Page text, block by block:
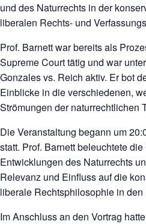
und des Naturrechts in der
liberalen Rechts- und
Prof. Barnett war bereits als
Supreme Court tätig und war
Gonzales vs. Reich aktiv. Er bot
Einblicke in die verschiedenen,
Strömungen der naturrechtlichen
Die Veranstaltung begann um
statt. Prof. Barnett beleuchtete
Entwicklungen des Naturrechts
Relevanz und Einfluss auf die
liberale Rechtsphilosophie in den
Im Anschluss an den Vortrag